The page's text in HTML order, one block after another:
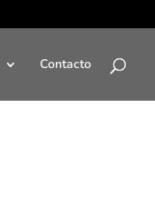
Contacto